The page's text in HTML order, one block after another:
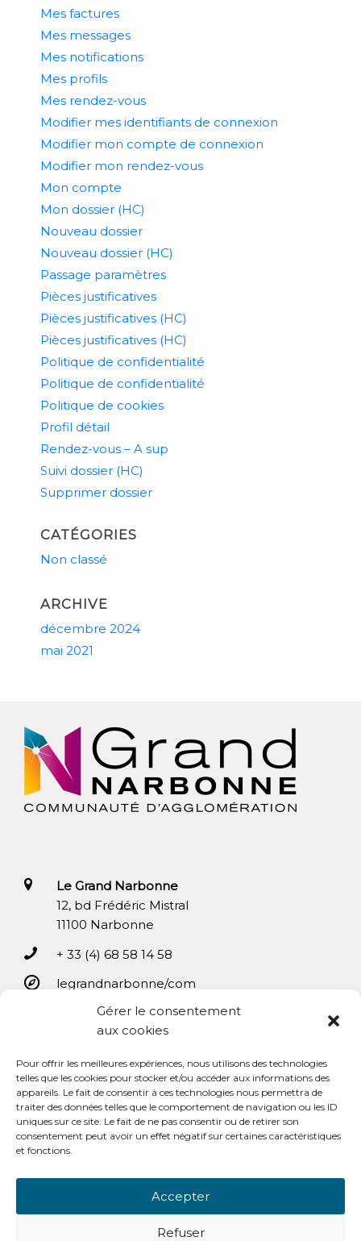
Gérer le consentement
aux cookies
Pour offrir les meilleures expériences, nous utilisons des technologies
telles que les cookies pour stocker et/ou accéder aux informations des
appareils. Le fait de consentir à ces technologies nous permettra de
traiter des données telles que le comportement de navigation ou les ID
uniques sur ce site. Le fait de ne pas consentir ou de retirer son
consentement peut avoir un effet négatif sur certaines caractéristiques
et fonctions.
Accepter
Refuser
Mes factures
Mes messages
Mes notifications
Mes profils
Mes rendez-vous
Modifier mes identifiants de connexion
Modifier mon compte de connexion
Modifier mon rendez-vous
Mon compte
Mon dossier (HC)
Nouveau dossier
Nouveau dossier (HC)
Passage paramètres
Pièces justificatives
Pièces justificatives (HC)
Pièces justificatives (HC)
Politique de confidentialité
Politique de confidentialité
Politique de cookies
Profil détail
Rendez-vous – A sup
Suivi dossier (HC)
Supprimer dossier
CATÉGORIES
Non classé
ARCHIVE
décembre 2024
mai 2021
Le Grand Narbonne
12, bd Frédéric Mistral
11100 Narbonne
+ 33 (4) 68 58 14 58
legrandnarbonne/com
Le Grand Narbonne sur facebook
Mentions légales
Conditions générales d’utilisation
OpenSub Portail V3.0